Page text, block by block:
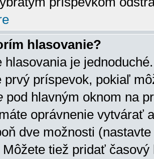
hlasovanie?
hlasovania je
prvý príspevok, pokiaľ
pod hlavným oknom na
oprávnenie vytvárať
dve možnosti
Môžete tiež pridať